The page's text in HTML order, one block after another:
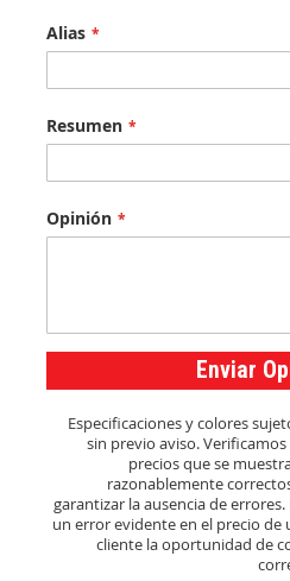
Alias
Resumen
Opinión
Enviar
Especificaciones y colores
sin previo aviso.
precios que se
razonablemente
garantizar la ausencia de
un error evidente en el precio
cliente la oportunidad de